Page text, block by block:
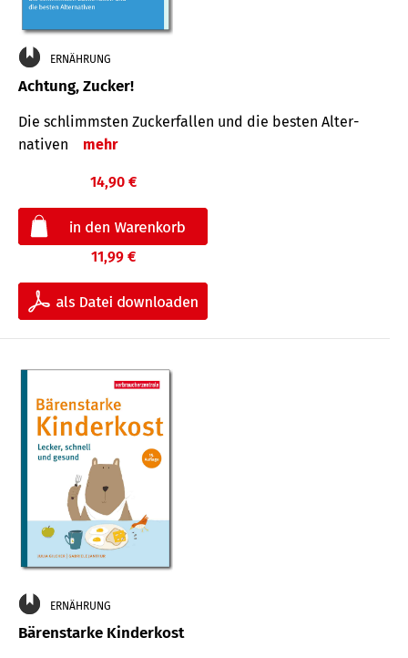
ERNÄHRUNG
Achtung, Zucker!
Die schlimmsten Zucker­fallen und die besten Alter­
nativen
mehr
14,90 €
11,99 €
ERNÄHRUNG
Bärenstarke Kinderkost